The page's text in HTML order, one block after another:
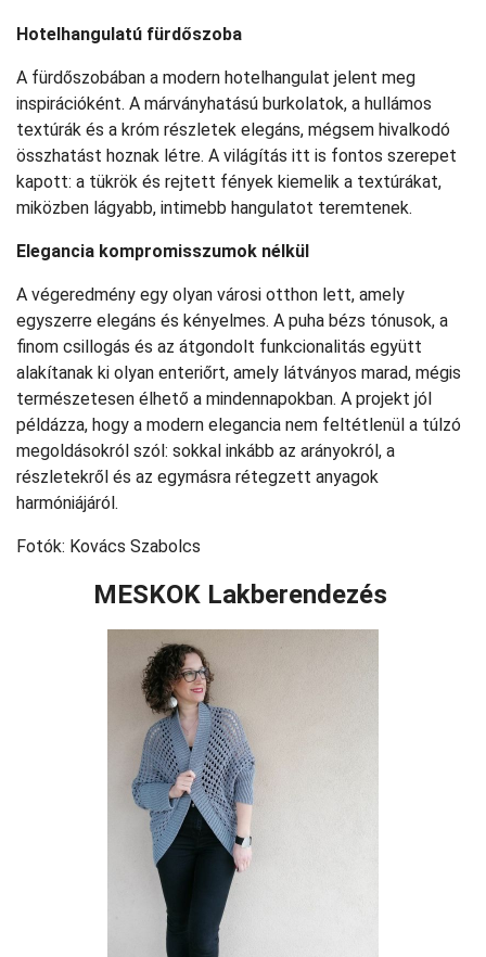
Hotelhangulatú fürdőszoba
A fürdőszobában a modern hotelhangulat jelent meg
inspirációként. A márványhatású burkolatok, a hullámos
textúrák és a króm részletek elegáns, mégsem hivalkodó
összhatást hoznak létre. A világítás itt is fontos szerepet
kapott: a tükrök és rejtett fények kiemelik a textúrákat,
miközben lágyabb, intimebb hangulatot teremtenek.
Elegancia kompromisszumok nélkül
A végeredmény egy olyan városi otthon lett, amely
egyszerre elegáns és kényelmes. A puha bézs tónusok, a
finom csillogás és az átgondolt funkcionalitás együtt
alakítanak ki olyan enteriőrt, amely látványos marad, mégis
természetesen élhető a mindennapokban. A projekt jól
példázza, hogy a modern elegancia nem feltétlenül a túlzó
megoldásokról szól: sokkal inkább az arányokról, a
részletekről és az egymásra rétegzett anyagok
harmóniájáról.
Fotók: Kovács Szabolcs
MESKOK Lakberendezés